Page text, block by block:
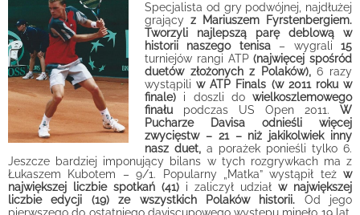
Specjalista od gry podwójnej, najdłużej
grający z Mariuszem Fyrstenbergiem.
Tworzyli najlepszą parę deblową w
historii naszego tenisa– wygrali15
turniejów rangi ATP(najwięcej spośród
duetów złożonych z Polaków),6 razy
wystąpiliw ATP Finals (w 2011 roku w
finale) i doszli do wielkoszlemowego
finału podczas US Open 2011. W
Pucharze Davisa odnieśli więcej
zwycięstw – 21 – niż jakikolwiek inny
nasz duet, a porażek ponieśli tylko 6.
Jeszcze bardziej imponujący bilans w tych rozgrywkach ma z
Łukaszem Kubotem – 9/1. Popularny „Matka” wystąpił też w
największej liczbie spotkań (41) i zaliczył udział w największej
liczbie edycji (19) ze wszystkich Polaków historii. Od jego